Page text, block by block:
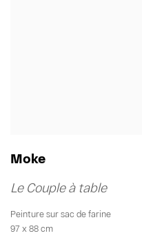
Moke
Le Couple à table
Peinture sur sac de farine
97 x 88 cm